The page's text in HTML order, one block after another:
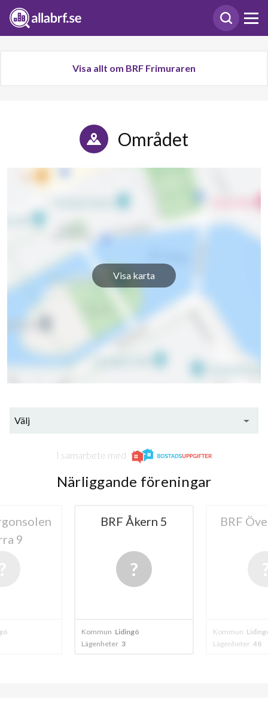
Visa allt om BRF Frimuraren
Området
Visa karta
Välj
I samarbete med
Närliggande föreningar
9
BRF Åkern 5
Kommun Lidingö
Lägenheter 3
BRF
Kommun
Lägenheter 48